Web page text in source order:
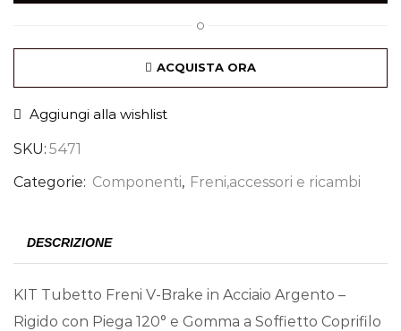
O
ACQUISTA ORA
Aggiungi alla wishlist
SKU: 5471
Categorie: Componenti, Freni,accessori e ricambi
DESCRIZIONE
KIT Tubetto Freni V-Brake in Acciaio Argento –
Rigido con Piega 120° e Gomma a Soffietto Coprifilo